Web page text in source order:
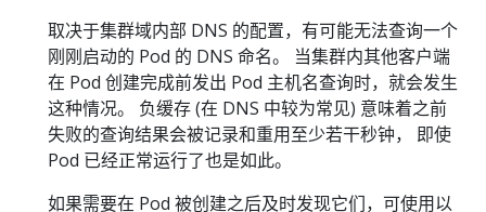
取决于集群域内部 DNS 的配置，有可能无法查询一个
刚刚启动的 Pod 的 DNS 命名。 当集群内其他客户端
在 Pod 创建完成前发出 Pod 主机名查询时，就会发生
这种情况。 负缓存 (在 DNS 中较为常见) 意味着之前
失败的查询结果会被记录和重用至少若干秒钟， 即使
Pod 已经正常运行了也是如此。
如果需要在 Pod 被创建之后及时发现它们，可使用以